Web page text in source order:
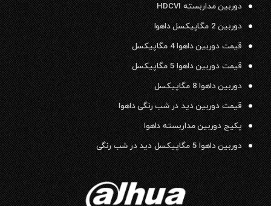
دوربین مداربسته HDCVI
دوربین 2 مگاپیکسل داهوا
قیمت دوربین داهوا 4 مگاپیکسل
قیمت دوربین داهوا 5 مگاپیکسل
دوربین داهوا 8 مگاپیکسل
قیمت دوربین دید در شب رنگی داهوا
پکیج دوربین مداربسته داهوا
دوربین داهوا 5 مگاپیکسل دید در شب رنگی